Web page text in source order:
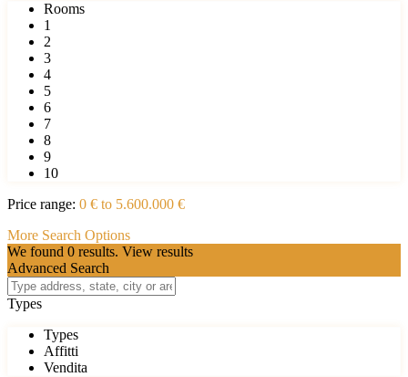
Rooms
1
2
3
4
5
6
7
8
9
10
Price range: 0 € to 5.600.000 €
More Search Options
We found 0 results. View results
Advanced Search
Types
Types
Affitti
Vendita